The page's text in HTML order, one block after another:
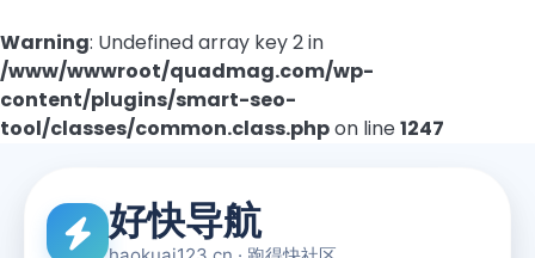
Warning: Undefined array key 2 in
/www/wwwroot/quadmag.com/wp-
content/plugins/smart-seo-
tool/classes/common.class.phpon line1247